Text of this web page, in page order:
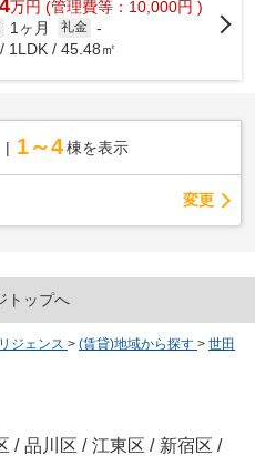
万円 (管理費等：10,000円 )
1ヶ月 礼金 -
1LDK / 45.48㎡
1～4 棟を表示
変更
トップへ
ジェンス > (賃貸)地域から探す > 世田
/ 品川区 / 江東区 / 新宿区 /